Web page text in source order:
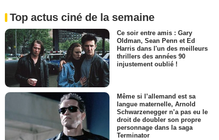
Top actus ciné de la semaine
Ce soir entre amis : Gary
Oldman, Sean Penn et Ed
Harris dans l'un des meilleurs
thrillers des années 90
injustement oublié !
Même si l’allemand est sa
langue maternelle, Arnold
Schwarzenegger n’a pas eu le
droit de doubler son propre
personnage dans la saga
Terminator